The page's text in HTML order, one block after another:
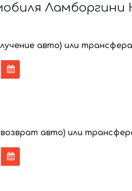
Ламборгини
авто) или трансфера
авто) или